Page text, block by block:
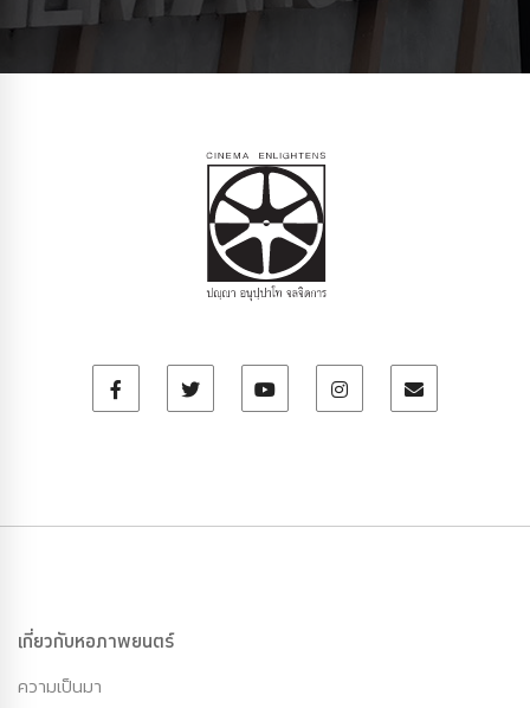
เกี่ยวกับหอภาพยนตร์
ความเป็นมา